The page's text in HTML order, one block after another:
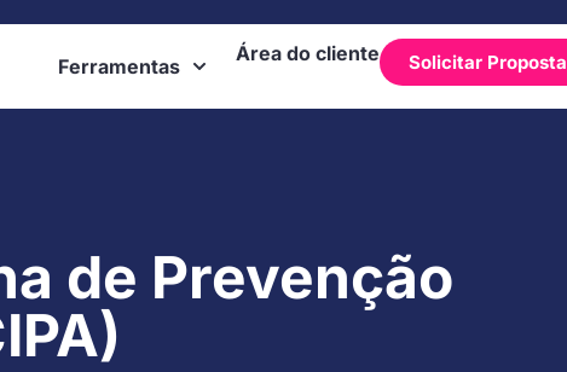
Ferramentas
Área do cliente Solicitar Proposta
de Prevenção